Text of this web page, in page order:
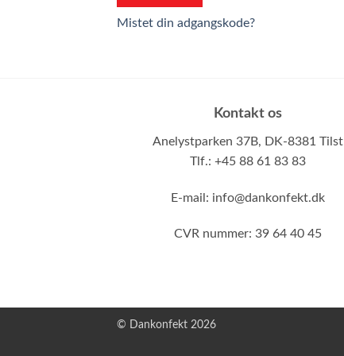
Mistet din adgangskode?
Kontakt os
Anelystparken 37B, DK-8381 Tilst
Tlf.: +45 88 61 83 83
E-mail: info@dankonfekt.dk
CVR nummer: 39 64 40 45
© Dankonfekt 2026